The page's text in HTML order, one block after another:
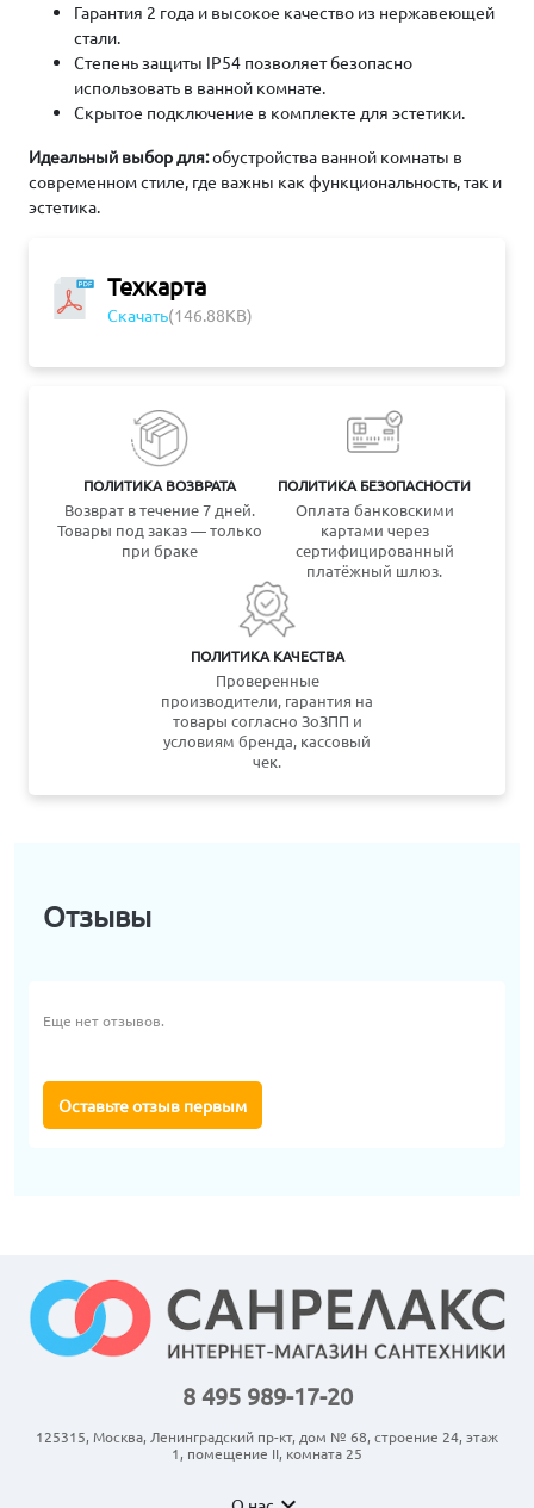
Техкарта
Скачать(146.88KB)
ПОЛИТИКА ВОЗВРАТА
Возврат в течение 7 дней.
Товары под заказ — только
при браке
ПОЛИТИКА БЕЗОПАСНОСТИ
Оплата банковскими
картами через
сертифицированный
платёжный шлюз.
ПОЛИТИКА КАЧЕСТВА
Проверенные
производители, гарантия на
товары согласно ЗоЗПП и
условиям бренда, кассовый
чек.
Гарантия 2 года и высокое качество из нержавеющей
стали.
Степень защиты IP54 позволяет безопасно
использовать в ванной комнате.
Скрытое подключение в комплекте для эстетики.
Идеальный выбор для:обустройства ванной комнаты в
современном стиле, где важны как функциональность, так и
эстетика.
Отзывы
Еще нет отзывов.
Оставьте отзыв первым
8 495 989-17-20
125315, Москва, Ленинградский пр-кт, дом № 68, строение 24, этаж
1, помещение II, комната 25